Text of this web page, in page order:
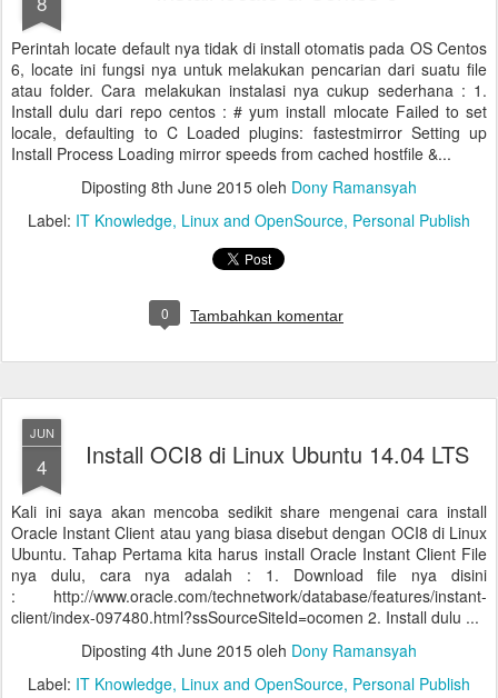
Perintah locate default nya tidak di install otomatis pada OS Centos
6, locate ini fungsi nya untuk melakukan pencarian dari suatu file
atau folder. Cara melakukan instalasi nya cukup sederhana : 1.
Install dulu dari repo centos : # yum install mlocate Failed to set
locale, defaulting to C Loaded plugins: fastestmirror Setting up
Install Process Loading mirror speeds from cached hostfile &...
Diposting 8th June 2015 oleh Dony Ramansyah
Label: IT Knowledge Linux and OpenSource Personal Publish
0 Tambahkan komentar
JUN
4 Install OCI8 di Linux Ubuntu 14.04 LTS
Kali ini saya akan mencoba sedikit share mengenai cara install
Oracle Instant Client atau yang biasa disebut dengan OCI8 di Linux
Ubuntu. Tahap Pertama kita harus install Oracle Instant Client File
nya dulu, cara nya adalah : 1. Download file nya disini
: http://www.oracle.com/technetwork/database/features/instant-
client/index-097480.html?ssSourceSiteId=ocomen 2. Install dulu ...
Diposting 4th June 2015 oleh Dony Ramansyah
Label: IT Knowledge Linux and OpenSource Personal Publish